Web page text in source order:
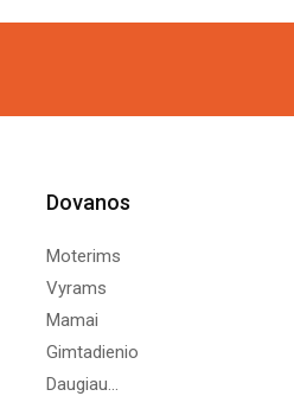
Dovanos
Moterims
Vyrams
Mamai
Gimtadienio
Daugiau...